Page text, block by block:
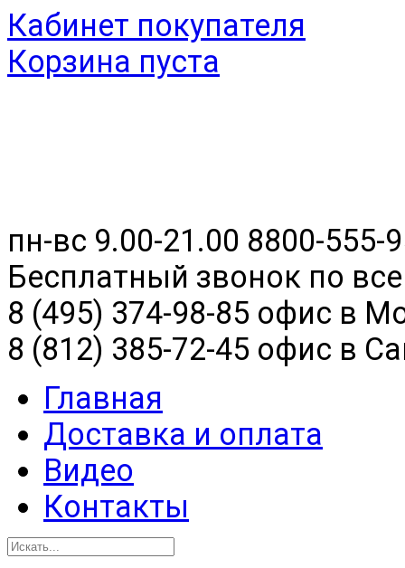
Кабинет покупателя
Корзина пуста
пн-вс 9.00-21.00 8800-555-
Бесплатный звонок по
8 (495) 374-98-85 офис в
8 (812) 385-72-45 офис в
Главная
Доставка и оплата
Видео
Контакты